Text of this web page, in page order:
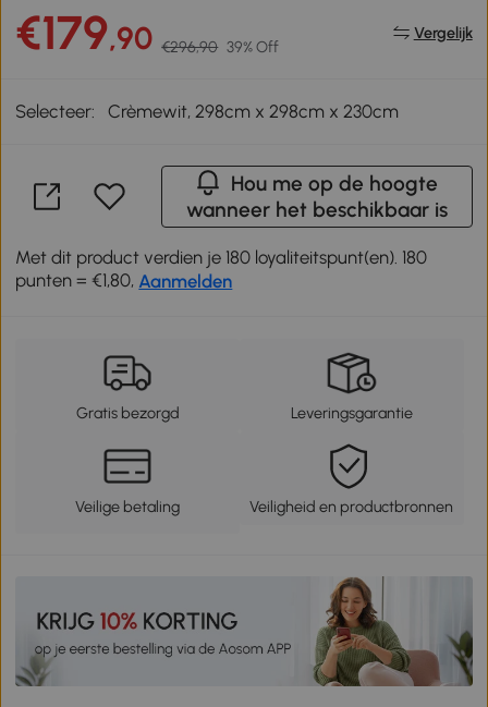
€179,90 €296,90 39% Off
Vergelijk
Selecteer: Crèmewit, 298cm x 298cm x 230cm
Hou me op de hoogte
wanneer het beschikbaar is
Met dit product verdien je 180 loyaliteitspunt(en). 180
punten = €1,80, Aanmelden
Gratis bezorgd Leveringsgarantie
Veilige betaling Veiligheid en productbronnen